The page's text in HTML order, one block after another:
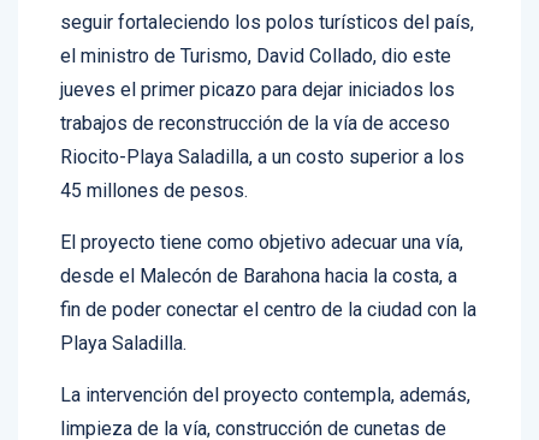
Santa Cruz, Barahona. – Con el propósito de
seguir fortaleciendo los polos turísticos del país,
el ministro de Turismo, David Collado, dio este
jueves el primer picazo para dejar iniciados los
trabajos de reconstrucción de la vía de acceso
Riocito-Playa Saladilla, a un costo superior a los
El proyecto tiene como objetivo adecuar una vía,
desde el Malecón de Barahona hacia la costa, a
fin de poder conectar el centro de la ciudad con la
La intervención del proyecto contempla, además,